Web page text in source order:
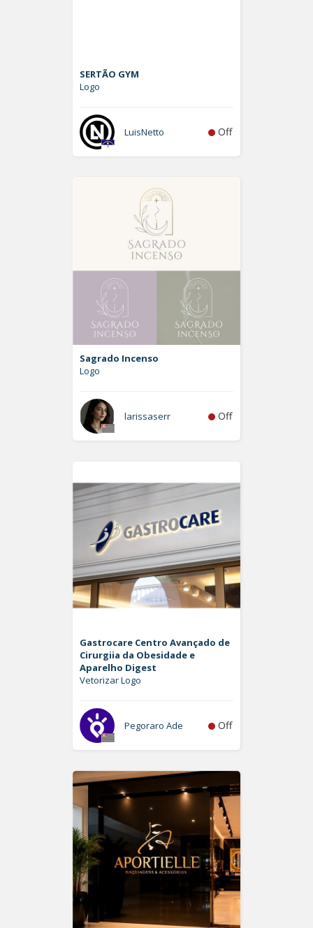
SERTÃO GYM
Logo
LuisNetto Off
Sagrado Incenso
Logo
larissaserr Off
Gastrocare Centro Avançado de
Cirurgiia da Obesidade e
Aparelho Digest
Vetorizar Logo
Pegoraro Ade Off